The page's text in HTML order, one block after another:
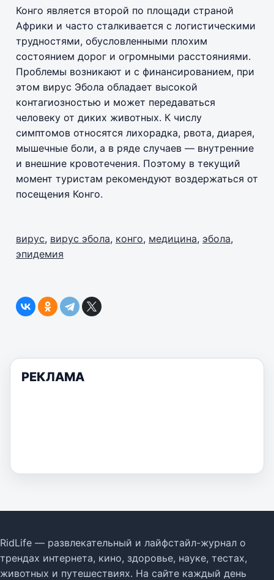
Конго является второй по площади страной
Африки и часто сталкивается с логистическими
трудностями, обусловленными плохим
состоянием дорог и огромными расстояниями.
Проблемы возникают и с финансированием, при
этом вирус Эбола обладает высокой
контагиозностью и может передаваться
человеку от диких животных. К числу
симптомов относятся лихорадка, рвота, диарея,
мышечные боли, а в ряде случаев — внутренние
и внешние кровотечения. Поэтому в текущий
момент туристам рекомендуют воздержаться от
посещения Конго.
вирус, вирус эбола, конго, медицина, эбола,
эпидемия
РЕКЛАМА
RidLife — развлекательный и лайфстайл-журнал о
трендах интернета, кино, здоровье, науке, тестах,
животных и путешествиях. На сайте каждый день